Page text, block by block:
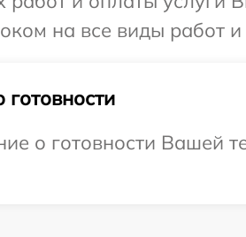
на все виды работ и
о готовности Вашей